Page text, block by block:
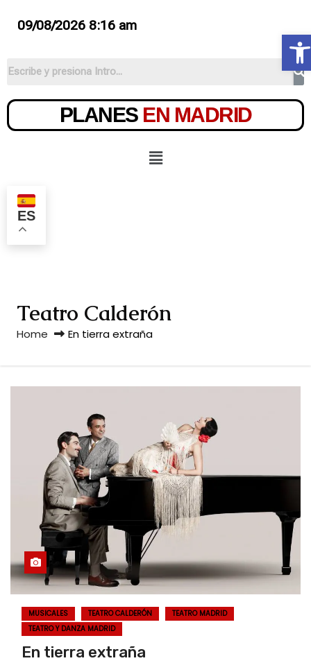
09/08/2026 8:16 am
PLANES EN MADRID
ES
Teatro Calderón
Home En tierra extraña
MUSICALES TEATRO CALDERÓN
TEATRO MADRID
TEATRO Y DANZA MADRID
En tierra extraña